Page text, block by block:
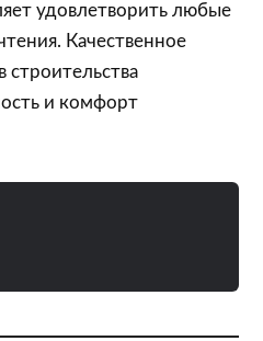
удовлетворить любые
Качественное
строительства
и комфорт